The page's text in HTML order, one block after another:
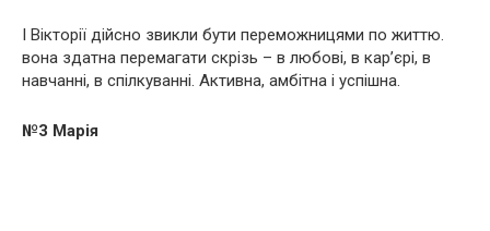
І Вікторії дійсно звикли бути переможницями по життю.
вона здатна перемагати скрізь – в любові, в кар’єрі, в
навчанні, в спілкуванні. Активна, амбітна і успішна.
№3 Марія